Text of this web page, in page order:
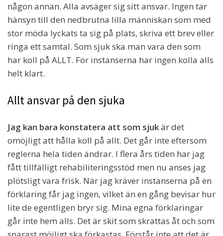
någon annan. Alla avsäger sig sitt ansvar. Ingen tar
hänsyn till den nedbrutna lilla människan som med
stor möda lyckats ta sig på plats, skriva ett brev eller
ringa ett samtal. Som sjuk ska man vara den som
har koll på ALLT. För instanserna har ingen kolla alls
helt klart.
Allt ansvar på den sjuka
Jag kan bara konstatera att som sjukär det
omöjligt att hålla koll på allt. Det går inte eftersom
reglerna hela tiden ändrar. I flera års tiden har jag
fått tillfälligt rehabiliteringsstöd men nu anses jag
plötsligt vara frisk. När jag kräver instanserna på en
förklaring får jag ingen, vilket än en gång bevisar hur
lite de egentligen bryr sig. Mina egna förklaringar
går inte hem alls. Det är skit som skrattas åt och som